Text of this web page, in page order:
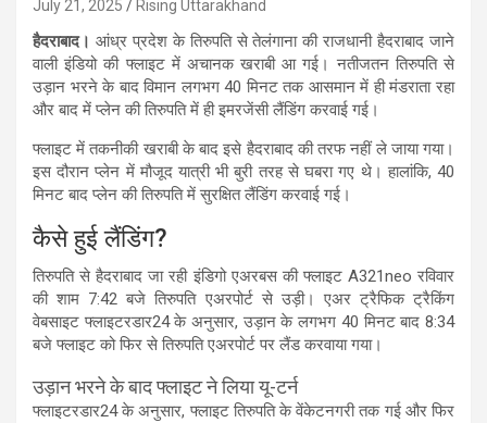
July 21, 2025 Rising Uttarakhand
हैदराबाद। आंध्र प्रदेश के तिरुपति से तेलंगाना की राजधानी हैदराबाद जाने
वाली इंडियो की फ्लाइट में अचानक खराबी आ गई। नतीजतन तिरुपति से
उड़ान भरने के बाद विमान लगभग 40 मिनट तक आसमान में ही मंडराता रहा
और बाद में प्लेन की तिरुपति में ही इमरजेंसी लैंडिंग करवाई गई।
फ्लाइट में तकनीकी खराबी के बाद इसे हैदराबाद की तरफ नहीं ले जाया गया।
इस दौरान प्लेन में मौजूद यात्री भी बुरी तरह से घबरा गए थे। हालांकि, 40
मिनट बाद प्लेन की तिरुपति में सुरक्षित लैंडिंग करवाई गई।
कैसे हुई लैंडिंग?
तिरुपति से हैदराबाद जा रही इंडिगो एअरबस की फ्लाइट A321neo रविवार
की शाम 7:42 बजे तिरुपति एअरपोर्ट से उड़ी। एअर ट्रैफिक ट्रैकिंग
वेबसाइट फ्लाइटरडार24 के अनुसार, उड़ान के लगभग 40 मिनट बाद 8:34
बजे फ्लाइट को फिर से तिरुपति एअरपोर्ट पर लैंड करवाया गया।
उड़ान भरने के बाद फ्लाइट ने लिया यू-टर्न
फ्लाइटरडार24 के अनुसार, फ्लाइट तिरुपति के वेंकेटनगरी तक गई और फिर